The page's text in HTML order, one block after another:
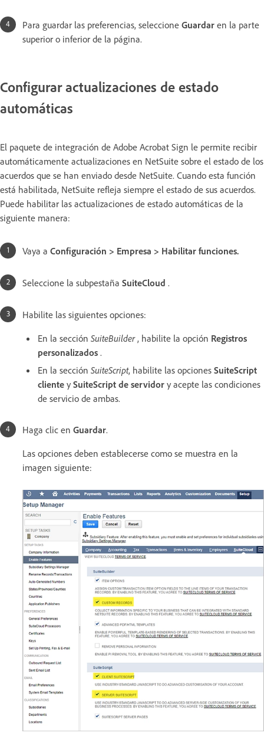
Para guardar las preferencias, seleccione Guardar en la parte
superior o inferior de la página.
Configurar actualizaciones de estado
automáticas
El paquete de integración de Adobe Acrobat Sign le permite recibir
automáticamente actualizaciones en NetSuite sobre el estado de los
acuerdos que se han enviado desde NetSuite. Cuando esta función
está habilitada, NetSuite refleja siempre el estado de sus acuerdos.
Puede habilitar las actualizaciones de estado automáticas de la
siguiente manera:
Vaya a Configuración > Empresa > Habilitar funciones.
Seleccione la subpestaña SuiteCloud .
Habilite las siguientes opciones:
En la sección SuiteBuilder, habilite la opción Registros
personalizados .
En la sección SuiteScript, habilite las opciones SuiteScript
cliente y SuiteScript de servidor y acepte las condiciones
de servicio de ambas.
Haga clic en Guardar.
Las opciones deben establecerse como se muestra en la
imagen siguiente: